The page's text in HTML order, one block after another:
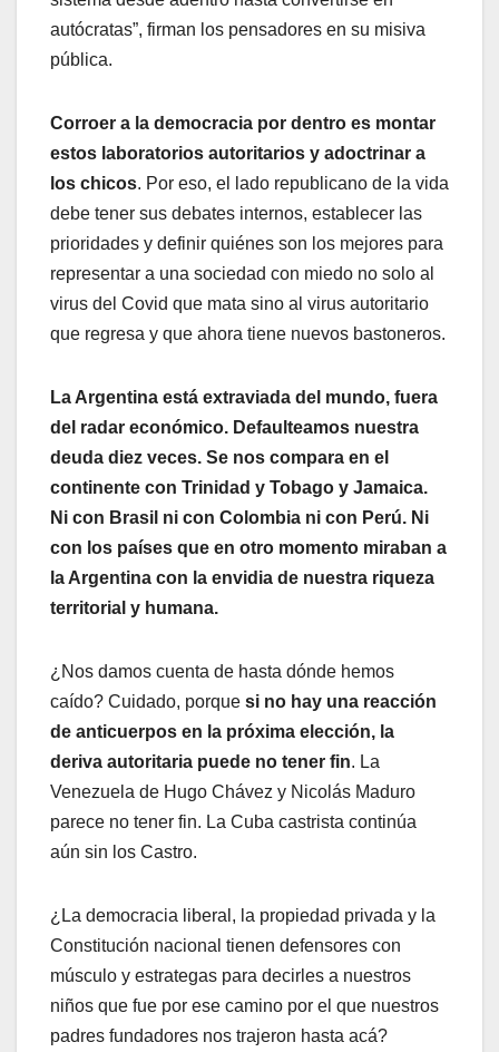
autócratas”, firman los pensadores en su misiva
pública.
Corroer a la democracia por dentro es montar
estos laboratorios autoritarios y adoctrinar a
los chicos. Por eso, el lado republicano de la vida
debe tener sus debates internos, establecer las
prioridades y definir quiénes son los mejores para
representar a una sociedad con miedo no solo al
virus del Covid que mata sino al virus autoritario
que regresa y que ahora tiene nuevos bastoneros.
La Argentina está extraviada del mundo, fuera
del radar económico. Defaulteamos nuestra
deuda diez veces. Se nos compara en el
continente con Trinidad y Tobago y Jamaica.
Ni con Brasil ni con Colombia ni con Perú. Ni
con los países que en otro momento miraban a
la Argentina con la envidia de nuestra riqueza
territorial y humana.
¿Nos damos cuenta de hasta dónde hemos
caído? Cuidado, porque si no hay una reacción
de anticuerpos en la próxima elección, la
deriva autoritaria puede no tener fin. La
Venezuela de Hugo Chávez y Nicolás Maduro
parece no tener fin. La Cuba castrista continúa
aún sin los Castro.
¿La democracia liberal, la propiedad privada y la
Constitución nacional tienen defensores con
músculo y estrategas para decirles a nuestros
niños que fue por ese camino por el que nuestros
padres fundadores nos trajeron hasta acá?